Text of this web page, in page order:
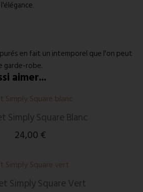
en fait un intemporel que l'on peut
garde-robe.
aimer...
Simply Square Blanc
24,00 €
Simply Square Vert